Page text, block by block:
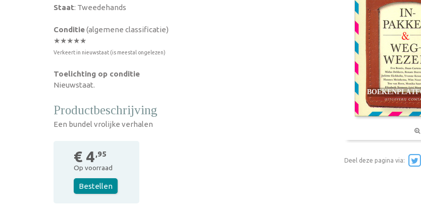
Staat: Tweedehands
Conditie(algemene classificatie)
★★★★★
Verkeert in nieuwstaat (is meestal ongelezen)
Toelichting op conditie
Nieuwstaat.
Productbeschrijving
Een bundel vrolijke verhalen
€ 4,95
Op voorraad
Bestellen
Deel deze pagina via: